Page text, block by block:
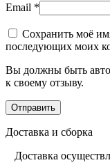
Email *
Сохранить моё
последующих моих
Вы должны быть
к своему отзыву.
Доставка и сборка
Доставка